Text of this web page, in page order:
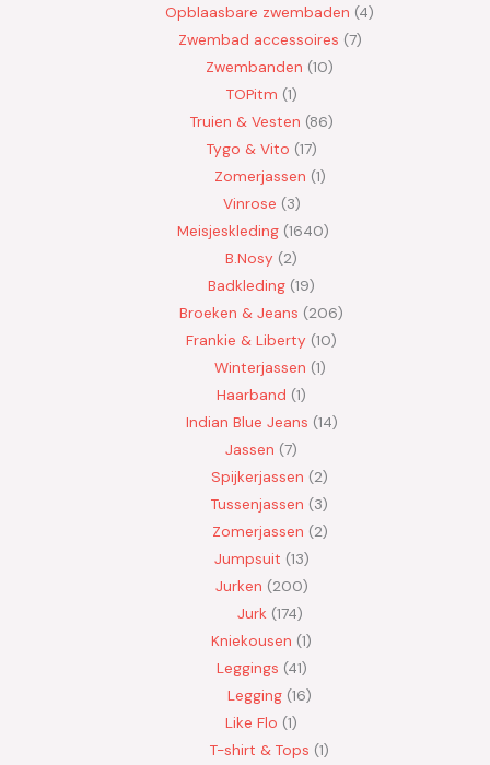
Opblaasbare zwembaden 4
Zwembad accessoires 7
Zwembanden 10
TOPitm 1
Truien & Vesten 86
Tygo & Vito 17
Zomerjassen 1
Vinrose 3
Meisjeskleding 1640
B.Nosy
2
Badkleding 19
Broeken & Jeans
206
Frankie & Liberty 10
Winterjassen 1
Haarband 1
Indian Blue Jeans 14
Jassen 7
Spijkerjassen
2
Tussenjassen
3
Zomerjassen 2
Jumpsuit 13
Jurken 200
Jurk 174
Kniekousen 1
Leggings 41
Legging 16
Like Flo 1
T-shirt & Tops 1